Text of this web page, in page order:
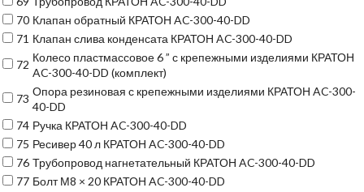
70 Клапан обратный КРАТОН AC-300-40-DD
71 Клапан слива конденсата КРАТОН AC-300-40-DD
72
Колесо пластмассовое 6 ” с крепежными изделиями КРАТОН
AC-300-40-DD (комплект)
73
Опора резиновая с крепежными изделиями КРАТОН AC-300-
40-DD
74 Ручка КРАТОН AC-300-40-DD
75 Ресивер 40 л КРАТОН AC-300-40-DD
76 Трубопровод нагнетательный КРАТОН AC-300-40-DD
77 Болт М8 × 20 КРАТОН AC-300-40-DD